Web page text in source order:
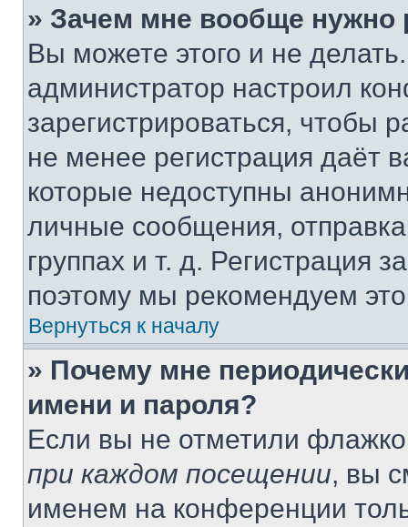
» Зачем мне вообще нужно
Вы можете этого и не
администратор настроил
зарегистрироваться, чтобы
не менее регистрация даёт
которые недоступны
личные сообщения,
группах и т. д. Регистрация
поэтому мы рекомендуем
Вернуться к началу
» Почему мне
имени и пароля?
Если вы не отметили
при каждом посещении, вы
именем на конференции